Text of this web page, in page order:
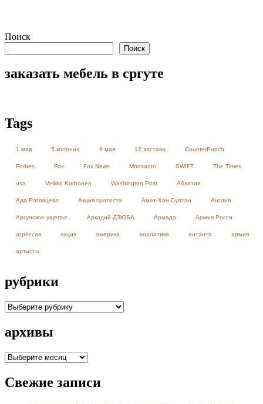
Поиск
Поиск
заказать мебель в сргуте
Tags
1 мая 5 колонна 9 мая 12 застава CounterPunch
Forbes Fox Fox News Monsanto SWIFT The Times
usa Veikko Korhonen Washington Post Абхазия
Ада Роговцева Акция протеста Амет-Хан Султан Англия
Аргунское ущелье Аркадий ДЗЮБА Армада Армия Росси
агрессия акция америка аналитика антанта армия
артисты
рубрики
рубрики
архивы
архивы
Свежие записи